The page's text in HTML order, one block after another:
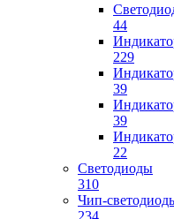
44
229
39
39
22
Светодиоды
310
Чип-
234